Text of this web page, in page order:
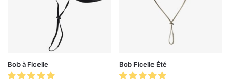
Bob à Ficelle Bob Ficelle Été